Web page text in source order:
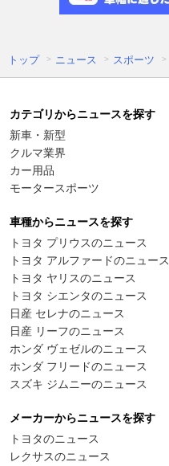
トップ ニュース スポーツ
カテゴリからニュースを探す
新車・新型
クルマ業界
カー用品
モータースポーツ
車種からニュースを探す
トヨタ プリウスのニュース
トヨタ アルファードのニュース
トヨタ ヤリスのニュース
トヨタ シエンタのニュース
日産 セレナのニュース
日産 リーフのニュース
ホンダ ヴェゼルのニュース
ホンダ フリードのニュース
スズキ ジムニーのニュース
メーカーからニュースを探す
トヨタのニュース
レクサスのニュース